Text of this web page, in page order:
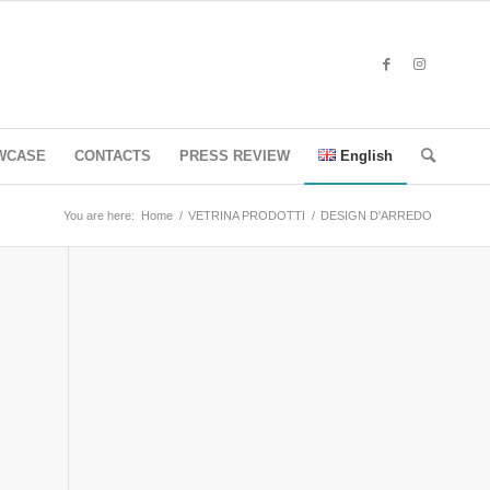
CONTACTS PRESS REVIEW English
You are here: Home / VETRINA PRODOTTI / DESIGN D'ARREDO